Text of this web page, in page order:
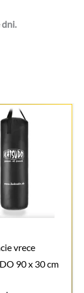
dni.
vrece
90 x 30 cm